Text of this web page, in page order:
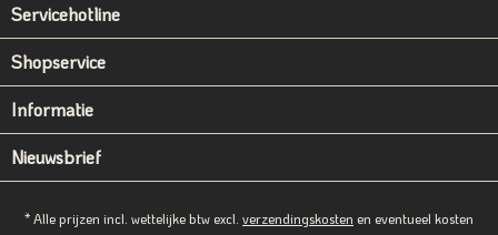
Servicehotline
Shopservice
Informatie
Nieuwsbrief
* Alle prijzen incl. wettelijke btw excl. verzendingskosten en eventueel kosten